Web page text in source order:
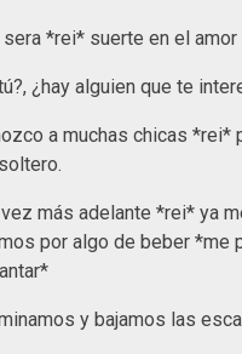
sera *rei* suerte en el amor
¿hay alguien que te
a muchas chicas *rei*
vez más adelante *rei* ya
por algo de beber *me
y bajamos las